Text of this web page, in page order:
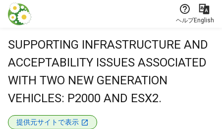
本文に飛ぶ
ヘルプEnglish
SUPPORTING INFRASTRUCTURE AND
ACCEPTABILITY ISSUES ASSOCIATED
WITH TWO NEW GENERATION
VEHICLES: P2000 AND ESX2.
提供元サイトで表示